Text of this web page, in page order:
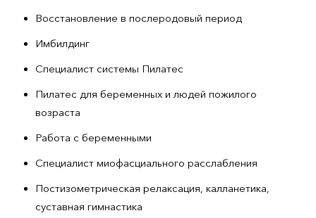
Восстановление в послеродовый период
Имбилдинг
Специалист системы Пилатес
Пилатес для беременных и людей пожилого
возраста
Работа с беременными
Специалист миофасциального расслабления
Постизометрическая релаксация, калланетика,
суставная гимнастика